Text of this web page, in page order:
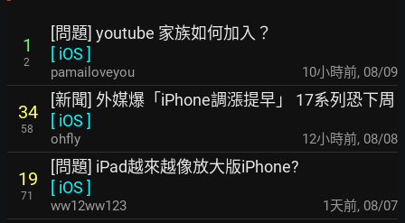
1
2
[問題] youtube 家族如何加入？
[ iOS ]
pamailoveyou 10小時前, 08/09
34
58
[新聞] 外媒爆「iPhone調漲提早」 17系列恐下周
[ iOS ]
ohfly 12小時前, 08/08
19
71
[問題] iPad越來越像放大版iPhone?
[ iOS ]
ww12ww123 1天前, 08/07